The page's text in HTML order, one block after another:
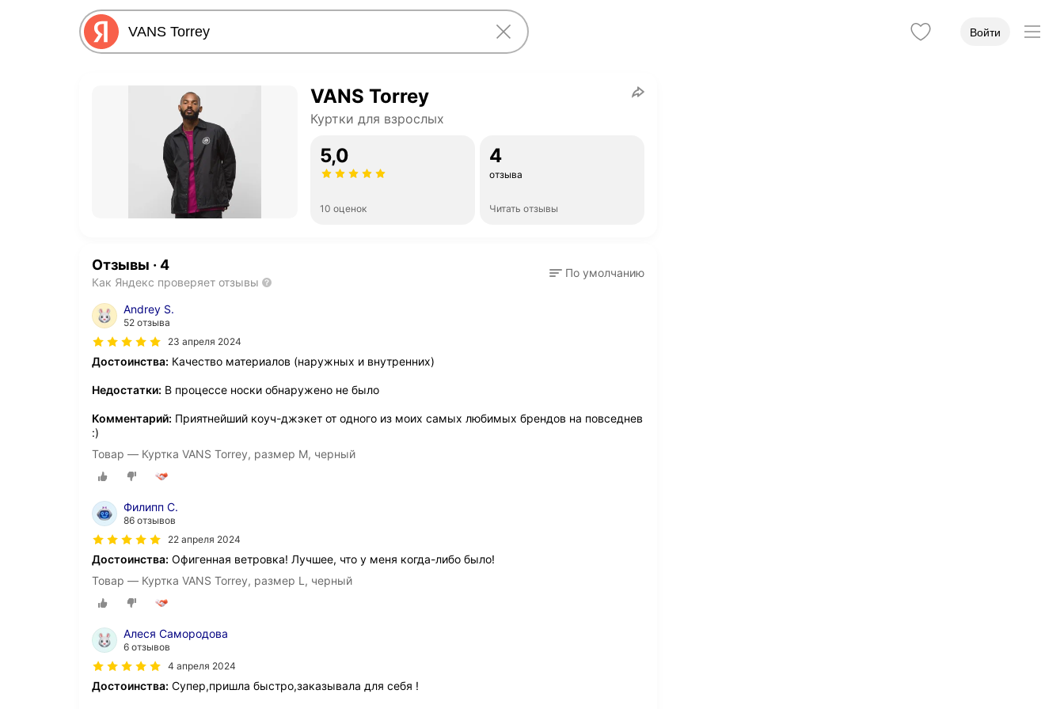
Войти
VANS Torrey
Куртки для взрослых
5,0
10 оценок
4
отзыва
Читать отзывы
Отзывы · 4
Как Яндекс проверяет отзывы
По умолчанию
Andrey S.
52 отзыва
23 апреля 2024
Достоинства: Качество материалов (наружных и внутренних)
Недостатки: В процессе носки обнаружено не было
Комментарий: Приятнейший коуч-джэкет от одного из моих самых любимых брендов на повседнев
:)
Товар — Куртка VANS Torrey, размер M, черный
Филипп С.
86 отзывов
22 апреля 2024
Достоинства: Офигенная ветровка! Лучшее, что у меня когда-либо было!
Товар — Куртка VANS Torrey, размер L, черный
Алеся Самородова
6 отзывов
4 апреля 2024
Достоинства: Супер,пришла быстро,заказывала для себя !